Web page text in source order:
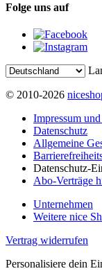
Folge uns auf
© 2010-2026
Impressum
Datenschutz
Allgemeine
Datenschutz-
Abo-Verträge
Unternehmen
Weitere nice
Vertrag widerrufen
Personalisiere dein